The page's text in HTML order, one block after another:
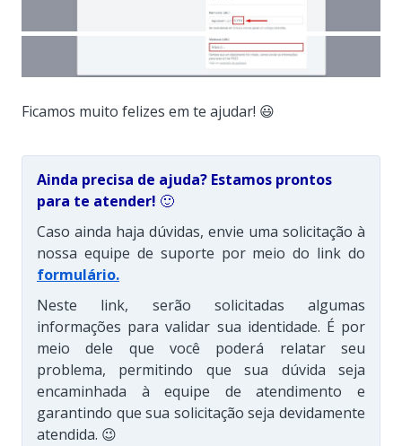
Ficamos muito felizes em te ajudar! 😃
Ainda precisa de ajuda? Estamos prontos
para te atender! 🙂
Caso ainda haja dúvidas, envie uma solicitação à
nossa equipe de suporte por meio do link do
formulário.
Neste link, serão solicitadas algumas
informações para validar sua identidade. É por
meio dele que você poderá relatar seu
problema, permitindo que sua dúvida seja
encaminhada à equipe de atendimento e
garantindo que sua solicitação seja devidamente
atendida. 😉